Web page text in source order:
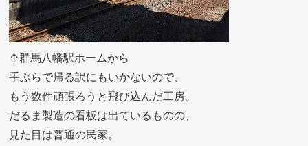
↑群馬八幡駅ホームから
手ぶらで帰る訳にもいかないので、
もう数件頑張ろうと飛び込んだ工房。
だるま製造の看板は出ているものの、
見た目は普通の民家。